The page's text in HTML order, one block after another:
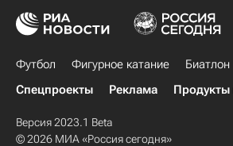
Футбол Фигурное катание Биатлон
Спецпроекты
Реклама Продукты
Версия 2023.1 Beta
© 2026 МИА «Россия сегодня»